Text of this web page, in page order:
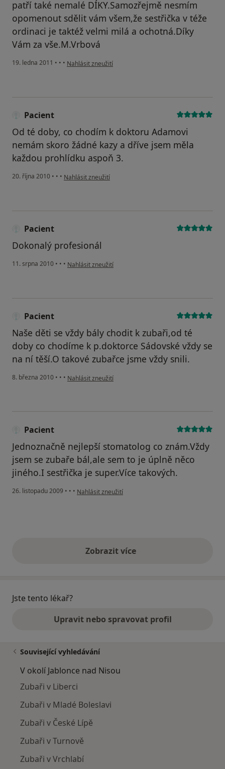
patří také nemalé DÍKY.Samozřejmě nesmím
opomenout sdělit vám všem,že sestřička v téže
ordinaci je taktéž velmi milá a ochotná.Díky
Vám za vše.M.Vrbová
19. ledna 2011 • • • podle názoru uživatele Pacient
Nahlásit zneužití
Pacient
Od té doby, co chodím k doktoru Adamovi
nemám skoro žádné kazy a dříve jsem měla
každou prohlídku aspoň 3.
20. října 2010 • • • podle názoru uživatele Pacient
Nahlásit zneužití
Pacient
Dokonalý profesionál
11. srpna 2010 • • • podle názoru uživatele Pacient
Nahlásit zneužití
Pacient
Naše děti se vždy bály chodit k zubaři,od té
doby co chodíme k p.doktorce Sádovské vždy se
na ní těší.O takové zubařce jsme vždy snili.
8. března 2010 • • • podle názoru uživatele Pacient
Nahlásit zneužití
Pacient
Jednoznačně nejlepší stomatolog co znám.Vždy
jsem se zubaře bál,ale sem to je úplně něco
jiného.I sestřička je super.Více takových.
26. listopadu 2009 • • • podle názoru uživatele Pacient
Nahlásit zneužití
Zobrazit vícevýše uvedené názory
Jste tento lékař?
Upravit nebo spravovat profil
Související vyhledávání
V okolí Jablonce nad Nisou
Zubaři v Liberci
Zubaři v Mladé Boleslavi
Zubaři v České Lípě
Zubaři v Turnově
Zubaři v Vrchlabí